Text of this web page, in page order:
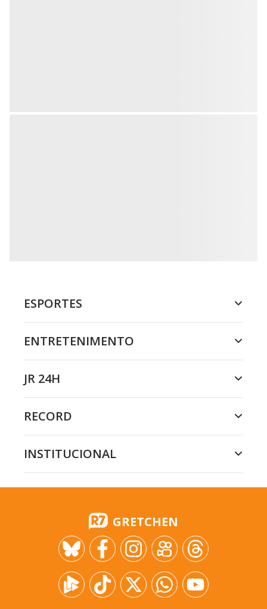
ESPORTES
ENTRETENIMENTO
JR 24H
RECORD
INSTITUCIONAL
GRETCHEN